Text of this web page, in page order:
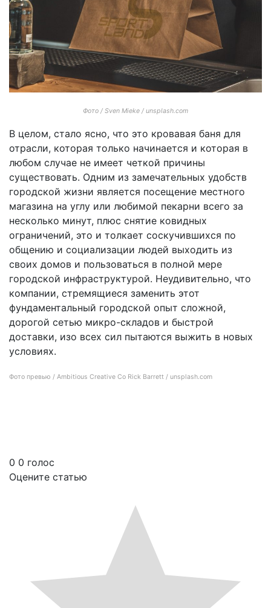
Фото / Sven Mieke / unsplash.com
В целом, стало ясно, что это кровавая баня для
отрасли, которая только начинается и которая в
любом случае не имеет четкой причины
существовать. Одним из замечательных удобств
городской жизни является посещение местного
магазина на углу или любимой пекарни всего за
несколько минут, плюс снятие ковидных
ограничений, это и толкает соскучившихся по
общению и социализации людей выходить из
своих домов и пользоваться в полной мере
городской инфраструктурой. Неудивительно, что
компании, стремящиеся заменить этот
фундаментальный городской опыт сложной,
дорогой сетью микро-складов и быстрой
доставки, изо всех сил пытаются выжить в новых
условиях.
Фото превью / Ambitious Creative Co Rick Barrett / unsplash.com
0 0 голос
Оцените статью